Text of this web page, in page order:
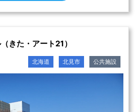
きた・アート21）
北海道 北見市 公共施設